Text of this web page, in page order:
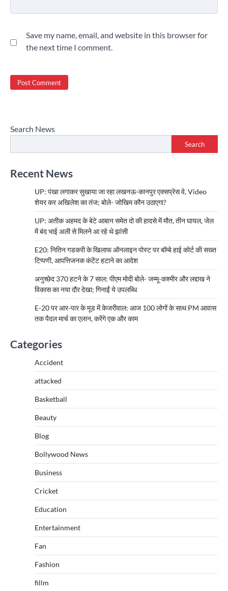
Save my name, email, and website in this browser for
the next time I comment.
Search News
Search
Recent News
UP: पंखा लगाकर सुखाया जा रहा लखनऊ-कानपुर एक्सप्रेस वे, Video
शेयर कर अखिलेश का तंज; बोले- जोखिम कौन उठाएगा?
UP: अतीक अहमद के बेटे आबान समेत दो की हादसे में मौत, तीन घायल, जेल
में बंद भाई अली से मिलने आ रहे थे झांसी
E20: नितिन गडकरी के खिलाफ ऑनलाइन पोस्ट पर बॉम्बे हाई कोर्ट की सख्त
टिप्पणी, आपत्तिजनक कंटेंट हटाने का आदेश
अनुच्छेद 370 हटने के 7 साल: पीएम मोदी बोले- जम्मू-कश्मीर और लद्दाख ने
विकास का नया दौर देखा; गिनाईं ये उपलब्धि
E-20 पर आर-पार के मूड में केजरीवाल: आज 100 लोगों के साथ PM आवास
तक पैदल मार्च का एलान, करेंगे एक और काम
Categories
Accident
attacked
Basketball
Beauty
Blog
Bollywood News
Business
Cricket
Education
Entertainment
Fan
Fashion
fillm